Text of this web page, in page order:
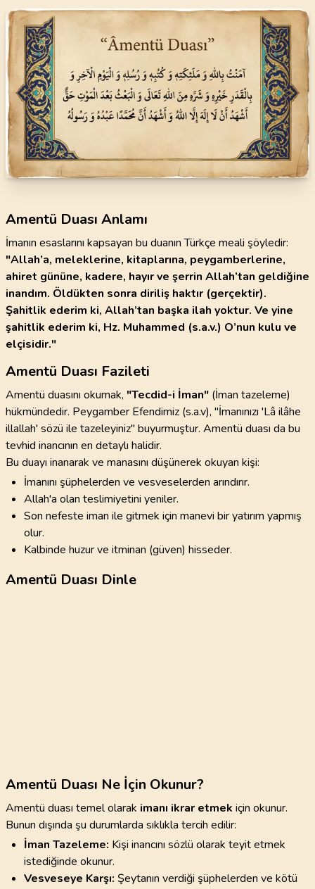
Amentü Duası Anlamı
İmanın esaslarını kapsayan bu duanın Türkçe meali şöyledir:
"Allah’a, meleklerine, kitaplarına, peygamberlerine,
ahiret gününe, kadere, hayır ve şerrin Allah’tan geldiğine
inandım. Öldükten sonra diriliş haktır (gerçektir).
Şahitlik ederim ki, Allah’tan başka ilah yoktur. Ve yine
şahitlik ederim ki, Hz. Muhammed (s.a.v.) O’nun kulu ve
elçisidir."
Amentü Duası Fazileti
Amentü duasını okumak, "Tecdid-i İman" (İman tazeleme)
hükmündedir. Peygamber Efendimiz (s.a.v), "İmanınızı 'Lâ ilâhe
illallah' sözü ile tazeleyiniz" buyurmuştur. Amentü duası da bu
tevhid inancının en detaylı halidir.
Bu duayı inanarak ve manasını düşünerek okuyan kişi:
İmanını şüphelerden ve vesveselerden arındırır.
Allah'a olan teslimiyetini yeniler.
Son nefeste iman ile gitmek için manevi bir yatırım yapmış
olur.
Kalbinde huzur ve itminan (güven) hisseder.
Amentü Duası Dinle
Amentü Duası Ne İçin Okunur?
Amentü duası temel olarak imanı ikrar etmek için okunur.
Bunun dışında şu durumlarda sıklıkla tercih edilir:
İman Tazeleme: Kişi inancını sözlü olarak teyit etmek
istediğinde okunur.
Vesveseye Karşı: Şeytanın verdiği şüphelerden ve kötü